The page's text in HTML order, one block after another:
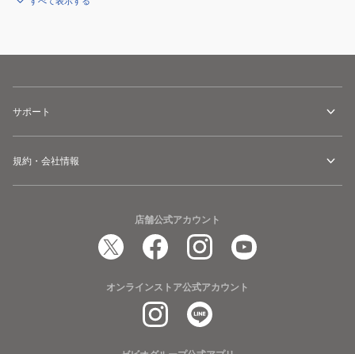
サポート
規約・会社情報
店舗公式アカウント
オンラインストア公式アカウント